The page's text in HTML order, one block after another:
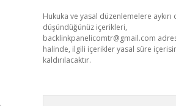
Hukuka ve yasal düzenlemelere aykırı
düşündüğünüz içerikleri,
backlinkpanelicomtr@gmail.com
halinde, ilgili içerikler yasal süre
kaldırılacaktır.